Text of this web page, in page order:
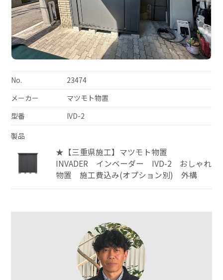
No.
23474
メーカー
マツモト物置
型番
IVD-2
製品
★【三重県施工】マツモト物置
INVADER インベーダー IVD-2 おしゃれ
物置 施工費込み(オプション別) 外構